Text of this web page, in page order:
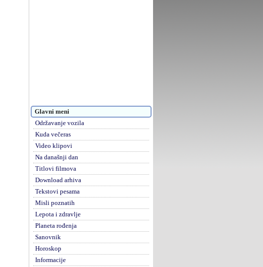
Glavni meni
Održavanje vozila
Kuda večeras
Video klipovi
Na današnji dan
Titlovi filmova
Download arhiva
Tekstovi pesama
Misli poznatih
Lepota i zdravlje
Planeta rođenja
Sanovnik
Horoskop
Informacije